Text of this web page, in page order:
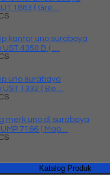
1883 ( Gre....
4350 B ( ....
1332 ( Be....
7166 ( Map....
Katalog Produk